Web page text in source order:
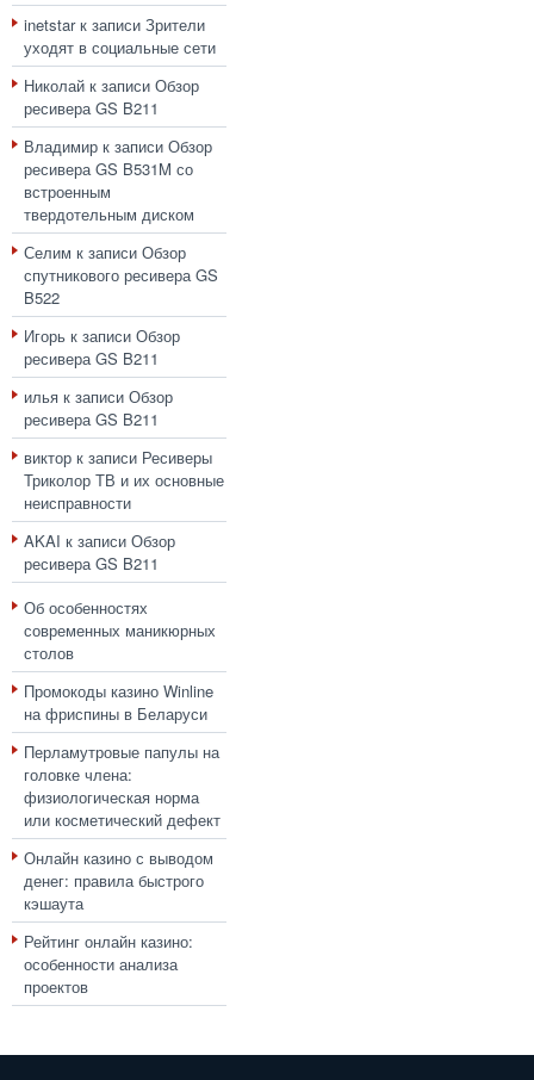
inetstarк записи Зрители
уходят в социальные сети
Николай к записи Обзор
ресивера GS B211
Владимир к записи Обзор
ресивера GS B531M со
встроенным
твердотельным диском
Селим к записи Обзор
спутникового ресивера GS
B522
Игорь к записи Обзор
ресивера GS B211
илья к записи Обзор
ресивера GS B211
виктор к записи Ресиверы
Триколор ТВ и их основные
неисправности
AKAI к записи Обзор
ресивера GS B211
Об особенностях
современных маникюрных
столов
Промокоды казино Winline
на фриспины в Беларуси
Перламутровые папулы на
головке члена:
физиологическая норма
или косметический дефект
Онлайн казино с выводом
денег: правила быстрого
кэшаута
Рейтинг онлайн казино:
особенности анализа
проектов